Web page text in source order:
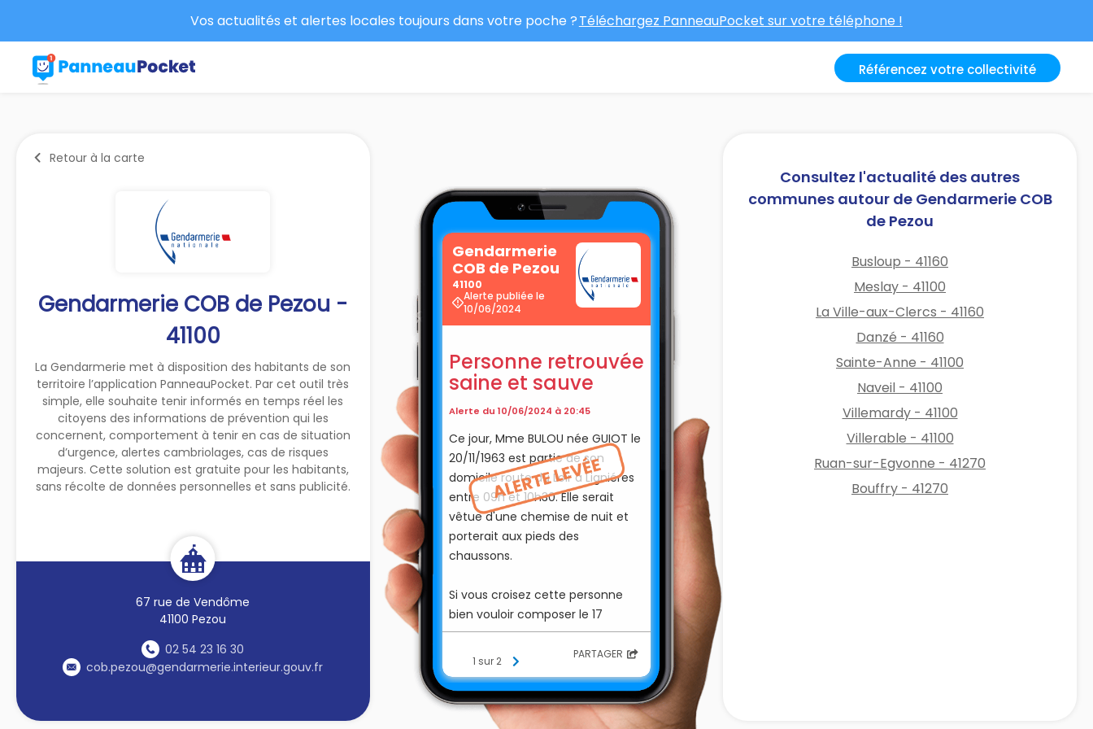
Vos actualités et alertes locales toujours dans votre poche ?Téléchargez PanneauPocket sur votre téléphone !
Référencez votre collectivité
Retour à la carte
Gendarmerie COB de Pezou -
41100
La Gendarmerie met à disposition des habitants de son
territoire l’application PanneauPocket. Par cet outil très
simple, elle souhaite tenir informés en temps réel les
citoyens des informations de prévention qui les
concernent, comportement à tenir en cas de situation
d’urgence, alertes cambriolages, cas de risques
majeurs. Cette solution est gratuite pour les habitants,
sans récolte de données personnelles et sans publicité.
67 rue de Vendôme
41100 Pezou
02 54 23 16 30
cob.pezou@gendarmerie.interieur.gouv.fr
Gendarmerie
COB de Pezou
41100
Alerte publiée le
10/06/2024
Personne retrouvée
saine et sauve
Alerte du 10/06/2024 à 20:45
Ce jour, Mme BULOU née GUIOT le
20/11/1963 est partie de son
domicile route du Loir à Ligniéres
entre 09h et 10h30. Elle serait
vêtue d'une chemise de nuit et
porterait aux pieds des
chaussons.
Si vous croisez cette personne
bien vouloir composer le 17
1 sur 2 PARTAGER
Consultez l'actualité des autres
communes autour de Gendarmerie COB
de Pezou
Busloup - 41160
Meslay - 41100
La Ville-aux-Clercs - 41160
Danzé - 41160
Sainte-Anne - 41100
Naveil - 41100
Villemardy - 41100
Villerable - 41100
Ruan-sur-Egvonne - 41270
Bouffry - 41270